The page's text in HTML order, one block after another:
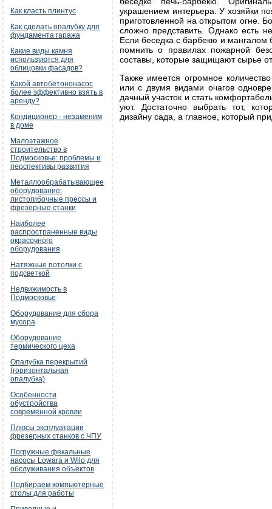
Как класть плинтус
Как сделать опалубку для
фундамента гаража
Какие виды камня
используются для
облицовки фасадов?
Какой автобетононасос
более эффективно взять в
аренду?
Кондиционер - незаменим
в доме
Малоэтажное
строительство в
Подмосковье: проблемы и
перспективы развития
Металлообрабатывающее
оборудование:
листогибочные прессы и
фрезерные станки
Наиболее
распространенные виды
окрасочного
оборудования
Натяжные потолки с
подсветкой
Недвижимость в
Подмосковье
Оборудование для сбора
мусора
Оборудование
термического цеха
Опалубка перекрытий
(горизонтальная
опалубка)
Особенности
обустройства
современной кровли
Плюсы эксплуатации
фрезерных станков с ЧПУ
Погружные фекальные
насосы Lowara и Wilo для
обслуживания объектов
Подбираем компьютерные
столы для работы
украшением интерьера. У хозяйки
приготовленной на открытом огне.
сложно представить. Однако есть
Если беседка с барбекю и мангалом
помнить о правилах пожарной
составы, которые защищают сырье
Также имеется огромное
или с двумя видами очагов
дачный участок и стать
уют. Достаточно выбрать тот,
дизайну сада, а главное, который